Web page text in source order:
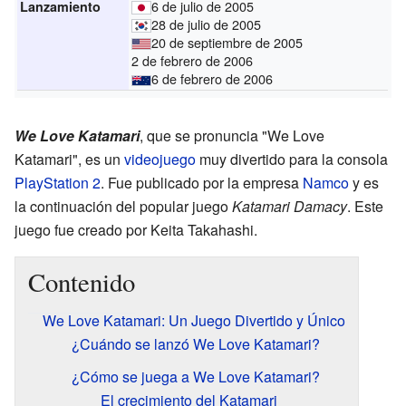
Lanzamiento
6 de julio de 2005
28 de julio de 2005
20 de septiembre de 2005
2 de febrero de 2006
6 de febrero de 2006
We Love Katamari, que se pronuncia "We Love
Katamari", es un videojuego muy divertido para la consola
PlayStation 2. Fue publicado por la empresa Namcoy es
la continuación del popular juegoKatamari Damacy. Este
juego fue creado por Keita Takahashi.
Contenido
We Love Katamari: Un Juego Divertido y Único
¿Cuándo se lanzó We Love Katamari?
¿Cómo se juega a We Love Katamari?
El crecimiento del Katamari